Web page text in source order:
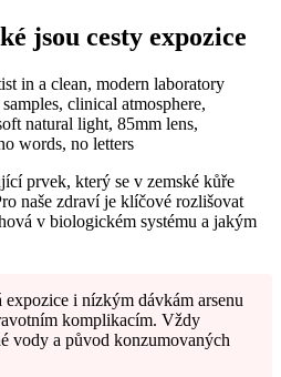
jsou cesty expozice
prvek, který se v zemské kůře
naše zdraví je klíčové rozlišovat
v biologickém systému a jakým
i nízkým dávkám arsenu
komplikacím. Vždy
vody a původ konzumovaných